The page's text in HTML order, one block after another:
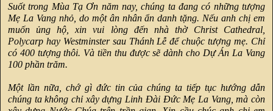
Suốt trong Mùa Tạ Ơn năm nay, chúng ta đang có những tượng
Mẹ La Vang nhỏ, do một ân nhân ẩn danh tặng. Nếu anh chị em
muốn ủng hộ, xin vui lòng đến nhà thờ Christ Cathedral,
Polycarp hay Westminster sau Thánh Lễ để chuộc tượng mẹ. Chỉ
có 400 tượng thôi. Và tiền thu được sẽ dành cho Dự Án La Vang
100 phần trăm.
Một lần nữa, chớ gì đức tin của chúng ta tiếp tục hướng dẫn
chúng ta không chỉ xây dựng Linh Đài Đức Mẹ La Vang, mà còn